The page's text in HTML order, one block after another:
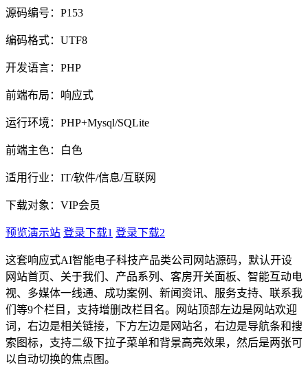
源码编号：P153
编码格式：UTF8
开发语言：PHP
前端布局：响应式
运行环境：PHP+Mysql/SQLite
前端主色：白色
适用行业：IT/软件/信息/互联网
下载对象：VIP会员
预览演示站 登录下载1 登录下载2
这套响应式AI智能电子科技产品类公司网站源码，默认开设
网站首页、关于我们、产品系列、客房开关面板、智能互动电
视、多媒体一线通、成功案例、新闻资讯、服务支持、联系我
们等9个栏目，支持增删改栏目名。网站顶部左边是网站欢迎
词，右边是相关链接，下方左边是网站名，右边是导航条和搜
索图标，支持二级下拉子菜单和背景高亮效果，然后是两张可
以自动切换的焦点图。